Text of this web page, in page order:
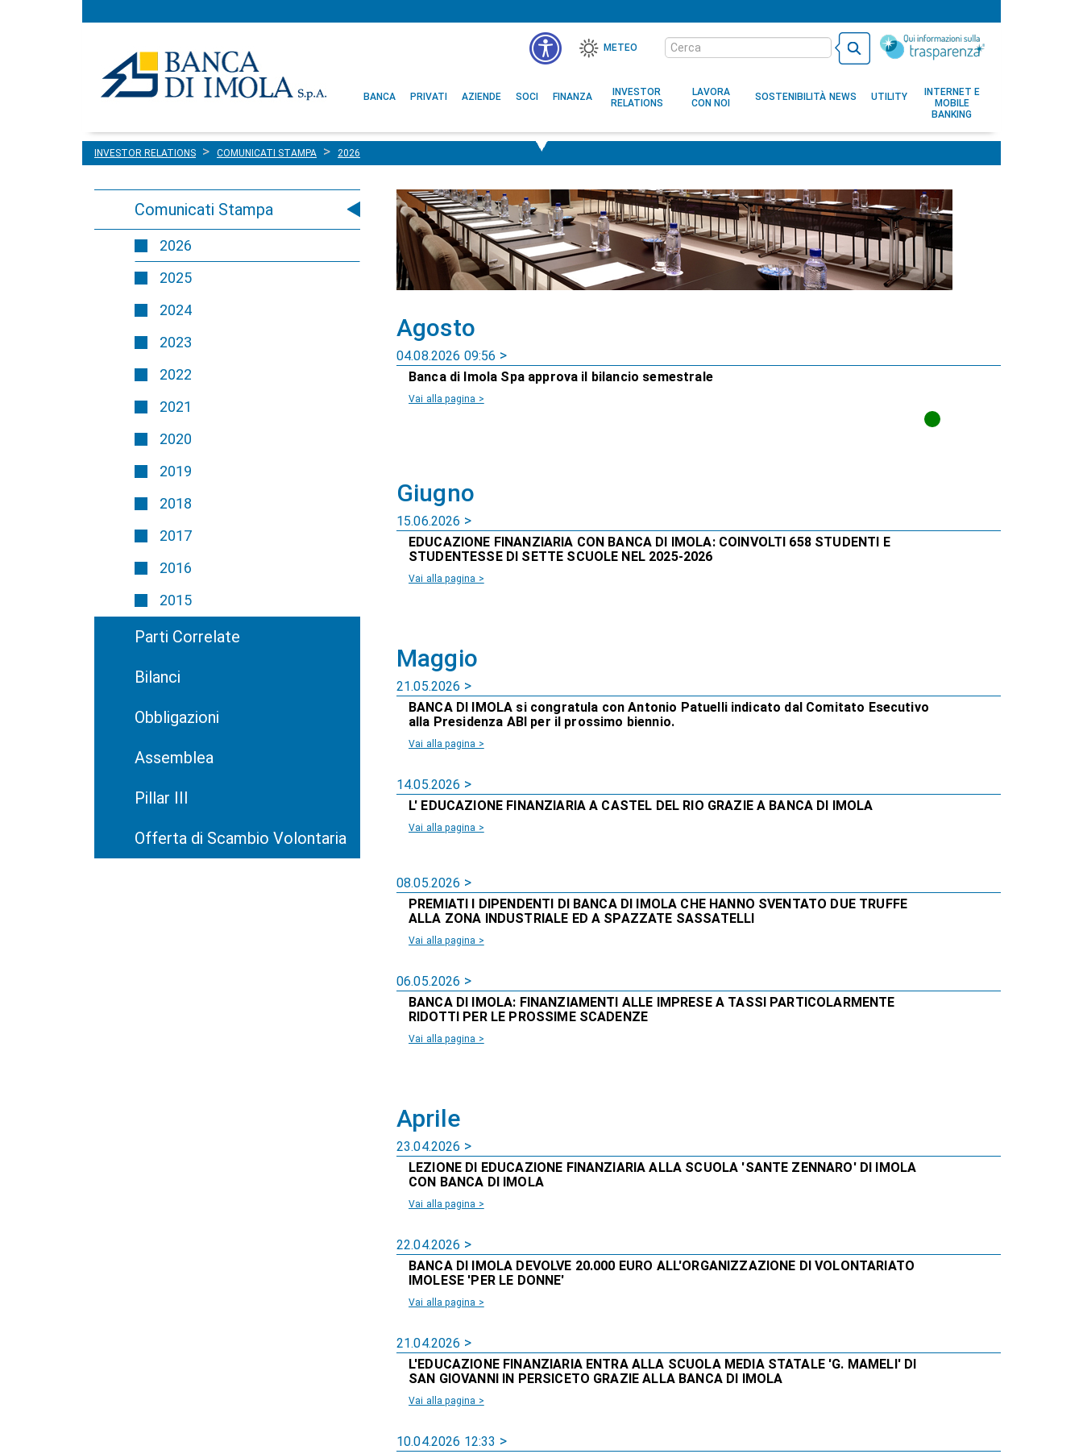
METEO
Cerca
nel
sito
principale
BANCA PRIVATI AZIENDE SOCI FINANZA
INVESTOR
RELATIONS
LAVORA
CON NOI
SOSTENIBILITÀ NEWS UTILITY
INTERNET E
MOBILE
BANKING
INVESTOR RELATIONS COMUNICATI STAMPA 2026
Comunicati Stampa
2026
2025
2024
2023
2022
2021
2020
2019
2018
2017
2016
2015
Parti Correlate
Bilanci
Obbligazioni
Assemblea
Pillar III
Offerta di Scambio Volontaria
Agosto
04.08.2026 09:56
Banca di Imola Spa approva il bilancio semestrale
Vai alla pagina >
Giugno
15.06.2026
EDUCAZIONE FINANZIARIA CON BANCA DI IMOLA: COINVOLTI 658 STUDENTI E
STUDENTESSE DI SETTE SCUOLE NEL 2025-2026
Vai alla pagina >
Maggio
21.05.2026
BANCA DI IMOLA si congratula con Antonio Patuelli indicato dal Comitato Esecutivo
alla Presidenza ABI per il prossimo biennio.
Vai alla pagina >
14.05.2026
L' EDUCAZIONE FINANZIARIA A CASTEL DEL RIO GRAZIE A BANCA DI IMOLA
Vai alla pagina >
08.05.2026
PREMIATI I DIPENDENTI DI BANCA DI IMOLA CHE HANNO SVENTATO DUE TRUFFE
ALLA ZONA INDUSTRIALE ED A SPAZZATE SASSATELLI
Vai alla pagina >
06.05.2026
BANCA DI IMOLA: FINANZIAMENTI ALLE IMPRESE A TASSI PARTICOLARMENTE
RIDOTTI PER LE PROSSIME SCADENZE
Vai alla pagina >
Aprile
23.04.2026
LEZIONE DI EDUCAZIONE FINANZIARIA ALLA SCUOLA 'SANTE ZENNARO' DI IMOLA
CON BANCA DI IMOLA
Vai alla pagina >
22.04.2026
BANCA DI IMOLA DEVOLVE 20.000 EURO ALL'ORGANIZZAZIONE DI VOLONTARIATO
IMOLESE 'PER LE DONNE'
Vai alla pagina >
21.04.2026
L'EDUCAZIONE FINANZIARIA ENTRA ALLA SCUOLA MEDIA STATALE 'G. MAMELI' DI
SAN GIOVANNI IN PERSICETO GRAZIE ALLA BANCA DI IMOLA
Vai alla pagina >
10.04.2026 12:33